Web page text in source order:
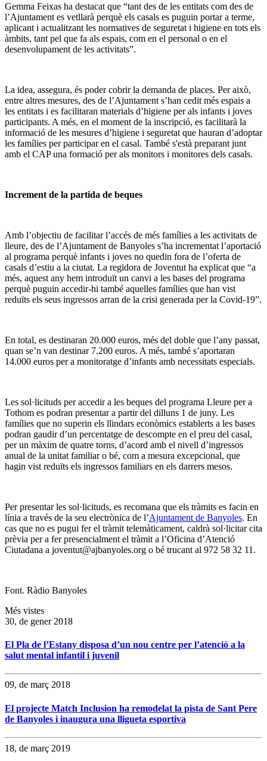
Gemma Feixas ha destacat que “tant des de les entitats com des de
l’Ajuntament es vetllarà perquè els casals es puguin portar a terme,
aplicant i actualitzant les normatives de seguretat i higiene en tots els
àmbits, tant pel que fa als espais, com en el personal o en el
desenvolupament de les activitats”.
La idea, assegura, és poder cobrir la demanda de places. Per això,
entre altres mesures, des de l’Ajuntament s’han cedit més espais a
les entitats i es facilitaran materials d’higiene per als infants i joves
participants. A més, en el moment de la inscripció, es facilitarà la
informació de les mesures d’higiene i seguretat que hauran d’adoptar
les famílies per participar en el casal. També s'està preparant junt
amb el CAP una formació per als monitors i monitores dels casals.
Increment de la partida de beques
Amb l’objectiu de facilitar l’accés de més famílies a les activitats de
lleure, des de l’Ajuntament de Banyoles s’ha incrementat l’aportació
al programa perquè infants i joves no quedin fora de l’oferta de
casals d’estiu a la ciutat. La regidora de Joventut ha explicat que “a
més, aquest any hem introduït un canvi a les bases del programa
perquè puguin accedir-hi també aquelles famílies que han vist
reduïts els seus ingressos arran de la crisi generada per la Covid-19”.
En total, es destinaran 20.000 euros, més del doble que l’any passat,
quan se’n van destinar 7.200 euros. A més, també s’aportaran
14.000 euros per a monitoratge d’infants amb necessitats especials.
Les sol·licituds per accedir a les beques del programa Lleure per a
Tothom es podran presentar a partir del dilluns 1 de juny. Les
famílies que no superin els llindars econòmics establerts a les bases
podran gaudir d’un percentatge de descompte en el preu del casal,
per un màxim de quatre torns, d’acord amb el nivell d’ingressos
anual de la unitat familiar o bé, com a mesura excepcional, que
hagin vist reduïts els ingressos familiars en els darrers mesos.
Per presentar les sol·licituds, es recomana que els tràmits es facin en
línia a través de la seu electrònica de l’Ajuntament de Banyoles. En
cas que no es pugui fer el tràmit telemàticament, caldrà sol·licitar cita
prèvia per a fer presencialment el tràmit a l’Oficina d’Atenció
Ciutadana a joventut@ajbanyoles.org o bé trucant al 972 58 32 11.
Font. Ràdio Banyoles
Més vistes
30, de gener 2018
El Pla de l’Estany disposa d’un nou centre per l’atenció a la
salut mental infantil i juvenil
09, de març 2018
El projecte Match Inclusion ha remodelat la pista de Sant Pere
de Banyoles i inaugura una lligueta esportiva
18, de març 2019